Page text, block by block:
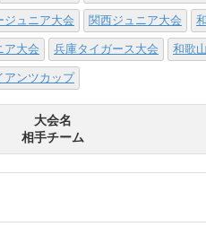
ジュニア大会 関西ジュニア大会
ア大会 兵庫タイガース大会 和歌
アンツカップ
大会名
相手チーム